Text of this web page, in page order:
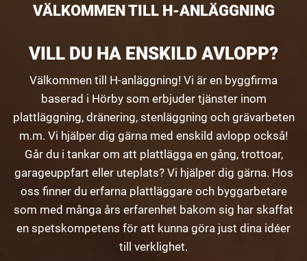
VÄLKOMMEN TILL H-ANLÄGGNING
VILL DU HA ENSKILD AVLOPP?
Välkommen till H-anläggning! Vi är en byggfirma
baserad i Hörby som erbjuder tjänster inom
plattläggning, dränering, stenläggning och grävarbeten
m.m. Vi hjälper dig gärna med enskild avlopp också!
Går du i tankar om att plattlägga en gång, trottoar,
garageuppfart eller uteplats? Vi hjälper dig gärna. Hos
oss finner du erfarna plattläggare och byggarbetare
som med många års erfarenhet bakom sig har skaffat
en spetskompetens för att kunna göra just dina idéer
till verklighet.